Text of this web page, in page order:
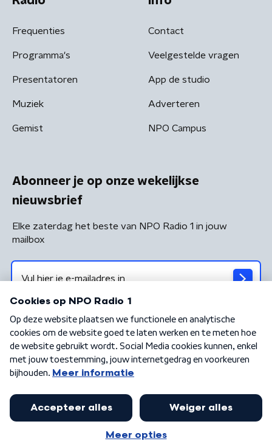
Frequenties
Programma's
Presentatoren
Muziek
Gemist
Contact
Veelgestelde vragen
App de studio
Adverteren
NPO Campus
Abonneer je op onze wekelijkse
nieuwsbrief
Elke zaterdag het beste van NPO Radio 1 in jouw
mailbox
Algemene voorwaarden